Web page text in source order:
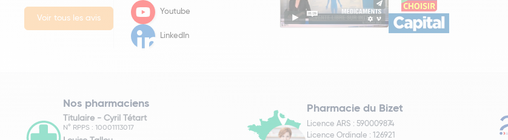
Voir tous les avis
Youtube
LinkedIn
Nos pharmaciens
Titulaire - Cyril Tétart
N° RPPS : 10001113017
Pharmacie du Bizet
Licence ARS : 590009874
Licence Ordinale : 126921